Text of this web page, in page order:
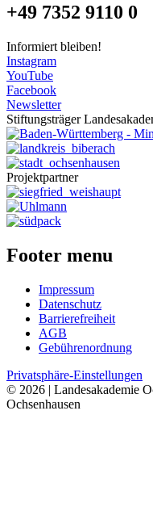
+49 7352 9110 0
Informiert bleiben!
Instagram
YouTube
Facebook
Newsletter
Stiftungsträger
Projektpartner
Footer menu
Impressum
Datenschutz
Barrierefreiheit
AGB
Gebührenordnung
Privatsphäre-Einstellungen
© 2026 | Landesakademie
Ochsenhausen